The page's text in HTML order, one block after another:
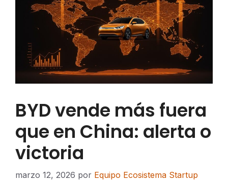
BYD vende más fuera
que en China: alerta o
victoria
marzo 12, 2026 por Equipo Ecosistema Startup